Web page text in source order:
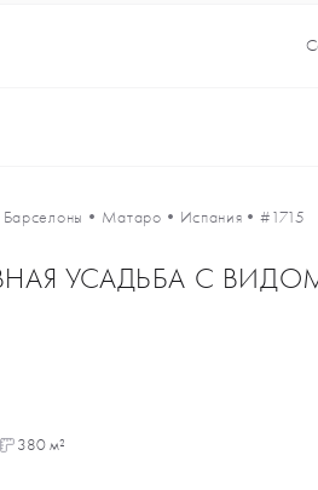
• Матаро • Испания •#1715
УСАДЬБА С
380 м²